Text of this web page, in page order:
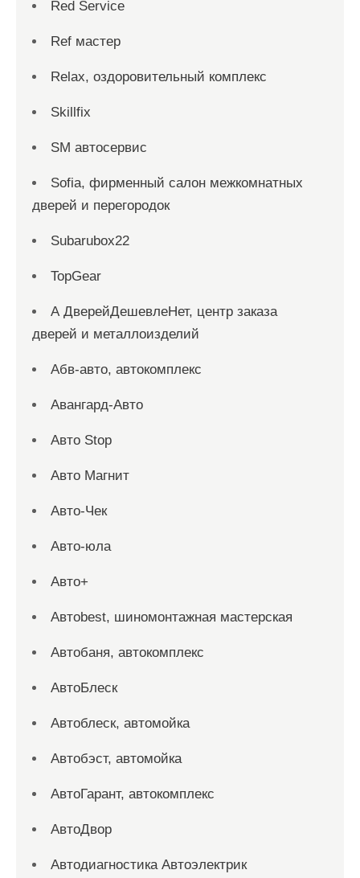
Red Service
Ref мастер
Relax, оздоровительный комплекс
Skillfix
SM автосервис
Sofia, фирменный салон межкомнатных
дверей и перегородок
Subarubox22
TopGear
А ДверейДешевлеНет, центр заказа
дверей и металлоизделий
Абв-авто, автокомплекс
Авангард-Авто
Авто Stop
Авто Магнит
Авто-Чек
Авто-юла
Авто+
Автоbest, шиномонтажная мастерская
Автобаня, автокомплекс
АвтоБлеск
Автоблеск, автомойка
Автобэст, автомойка
АвтоГарант, автокомплекс
АвтоДвор
Автодиагностика Автоэлектрик